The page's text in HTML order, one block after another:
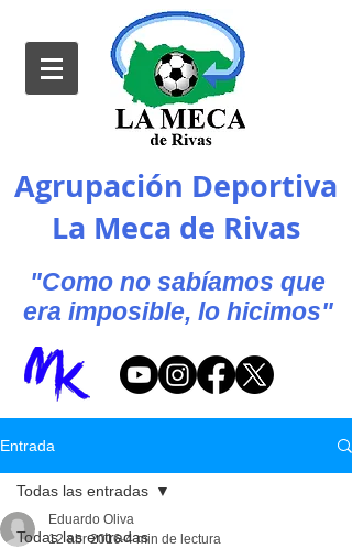
Agrupación Deportiva
La Meca de Rivas
"Como no sabíamos que
era imposible, lo hicimos"
Entrada
Todas las entradas
Todas las entradas
Eduardo Oliva
12 abr 2016 4 min de lectura